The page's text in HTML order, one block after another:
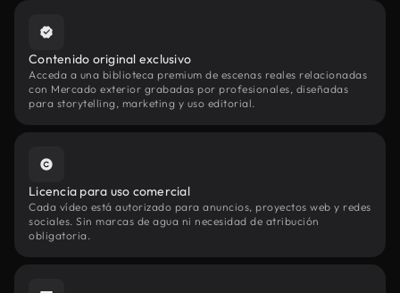
Contenido original exclusivo
Acceda a una biblioteca premium de escenas reales relacionadas
con Mercado exterior grabadas por profesionales, diseñadas
para storytelling, marketing y uso editorial.
Licencia para uso comercial
Cada vídeo está autorizado para anuncios, proyectos web y redes
sociales. Sin marcas de agua ni necesidad de atribución
obligatoria.